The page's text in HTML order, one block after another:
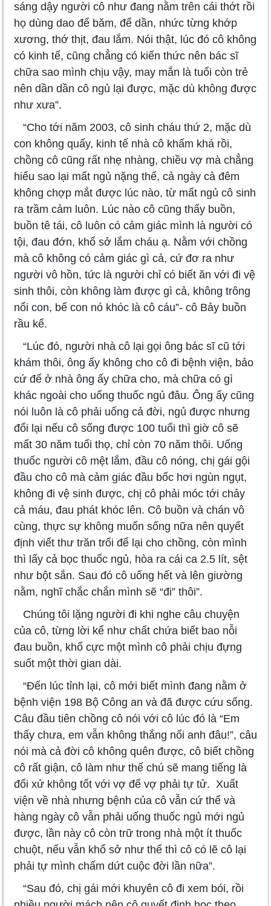
sáng dậy người cô như đang nằm trên cái thớt rồi
họ dùng dao để băm, để dần, nhức từng khớp
xương, thớ thịt, đau lắm. Nói thật, lúc đó cô không
có kinh tế, cũng chẳng có kiến thức nên bác sĩ
chữa sao mình chịu vậy, may mắn là tuổi còn trẻ
nên dần dần cô ngủ lại được, mặc dù không được
như xưa”.
“Cho tới năm 2003, cô sinh cháu thứ 2, mặc dù
con không quấy, kinh tế nhà cô khấm khá rồi,
chồng cô cũng rất nhẹ nhàng, chiều vợ mà chẳng
hiểu sao lại mất ngủ nặng thế, cả ngày cả đêm
không chợp mắt được lúc nào, từ mất ngủ cô sinh
ra trầm cảm luôn. Lúc nào cô cũng thấy buồn,
buồn tê tái, cô luôn có cảm giác mình là người có
tội, đau đớn, khổ sở lắm cháu ạ. Nằm với chồng
mà cô không có cảm giác gì cả, cứ đơ ra như
người vô hồn, tức là người chỉ có biết ăn với đi vệ
sinh thôi, còn không làm được gì cả, không trông
nổi con, bế con nó khóc là cô cáu”- cô Bảy buồn
rầu kể.
“Lúc đó, người nhà cô lại gọi ông bác sĩ cũ tới
khám thôi, ông ấy không cho cô đi bệnh viện, bảo
cứ để ở nhà ông ấy chữa cho, mà chữa có gì
khác ngoài cho uống thuốc ngủ đâu. Ông ấy cũng
nói luôn là cô phải uống cả đời, ngủ được nhưng
đổi lại nếu cô sống được 100 tuổi thì giờ cô sẽ
mất 30 năm tuổi thọ, chỉ còn 70 năm thôi. Uống
thuốc người cô mệt lắm, đầu cô nóng, chị gái gội
đầu cho cô mà cảm giác đầu bốc hơi ngùn ngụt,
không đi vệ sinh được, chị cô phải móc tới chảy
cả máu, đau phát khóc lên. Cô buồn và chán vô
cùng, thực sự không muốn sống nữa nên quyết
định viết thư trăn trối để lại cho chồng, còn mình
thì lấy cả bọc thuốc ngủ, hòa ra cái ca 2.5 lít, sệt
như bột sắn. Sau đó cô uống hết và lên giường
nằm, nghĩ chắc chắn mình sẽ “đi” thôi”.
Chúng tôi lặng người đi khi nghe câu chuyện
của cô, từng lời kể như chất chứa biết bao nỗi
đau buồn, khổ cực một mình cô phải chịu đựng
suốt một thời gian dài.
“Đến lúc tỉnh lại, cô mới biết mình đang nằm ở
bệnh viện 198 Bộ Công an và đã được cứu sống.
Câu đầu tiên chồng cô nói với cô lúc đó là “Em
thấy chưa, em vẫn không thắng nổi anh đâu!”, câu
nói mà cả đời cô không quên được, cô biết chồng
cô rất giận, cô làm như thế chú sẽ mang tiếng là
đối xử không tốt với vợ để vợ phải tự tử. Xuất
viện về nhà nhưng bệnh của cô vẫn cứ thế và
hàng ngày cô vẫn phải uống thuốc ngủ mới ngủ
được, lần này cô còn trữ trong nhà một ít thuốc
chuột, nếu vẫn khổ sở như thế thì cô có lẽ cô lại
phải tự mình chấm dứt cuộc đời lần nữa”.
“Sau đó, chị gái mới khuyên cô đi xem bói, rồi